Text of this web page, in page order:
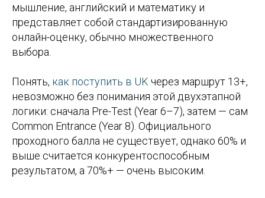
мышление, английский и математику и
представляет собой стандартизированную
онлайн-оценку, обычно множественного
выбора.
Понять, как поступить в UK через маршрут 13+,
невозможно без понимания этой двухэтапной
логики: сначала Pre-Test (Year 6–7), затем — сам
Common Entrance (Year 8). Официального
проходного балла не существует, однако 60% и
выше считается конкурентоспособным
результатом, а 70%+ — очень высоким.